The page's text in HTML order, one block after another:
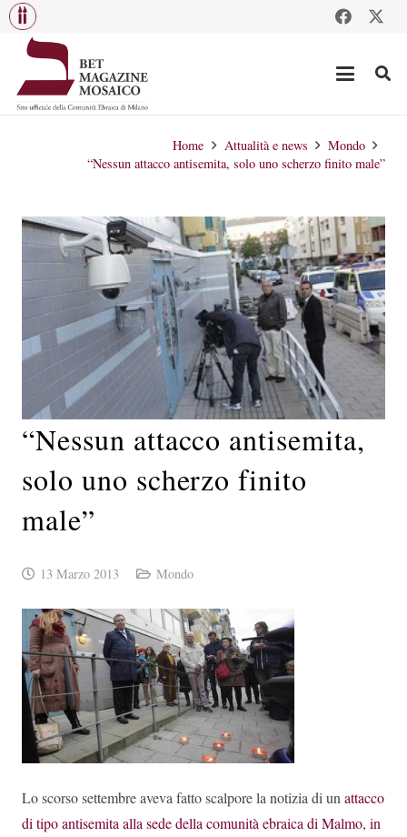
Home Attualità e news
Mondo
“Nessun attacco antisemita, solo uno scherzo finito male”
“Nessun attacco antisemita,
solo uno scherzo finito
male”
13 Marzo 2013 Mondo
Lo scorso settembre aveva fatto scalpore la notizia di un attacco
di tipo antisemita alla sede della comunità ebraica di Malmo, in